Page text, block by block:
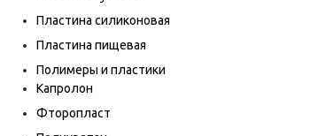
Пластина силиконовая
Пластина пищевая
Полимеры и пластики
Капролон
Фторопласт